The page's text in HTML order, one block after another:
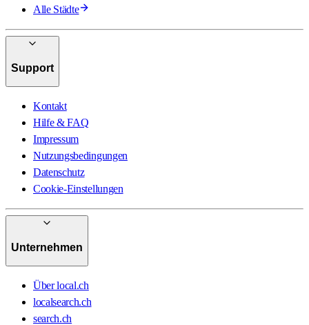
Alle Städte
Support
Kontakt
Hilfe & FAQ
Impressum
Nutzungsbedingungen
Datenschutz
Cookie-Einstellungen
Unternehmen
Über local.ch
localsearch.ch
search.ch